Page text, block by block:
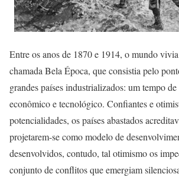
Entre os anos de 1870 e 1914, o mundo
chamada Bela Época, que consistia pelo
grandes países industrializados: um tempo
econômico e tecnológico. Confiantes e
potencialidades, os países abastados
projetarem-se como modelo de
desenvolvidos, contudo, tal otimismo os
conjunto de conflitos que emergiam